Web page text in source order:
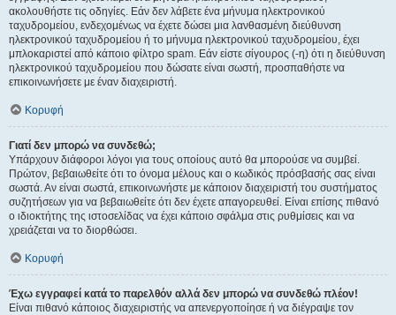
ακολουθήστε τις οδηγίες. Εάν δεν λάβετε ένα μήνυμα ηλεκτρονικού
ταχυδρομείου, ενδεχομένως να έχετε δώσει μια λανθασμένη διεύθυνση
ηλεκτρονικού ταχυδρομείου ή το μήνυμα ηλεκτρονικού ταχυδρομείου, έχει
μπλοκαριστεί από κάποιο φίλτρο spam. Εάν είστε σίγουρος (-η) ότι η διεύθυνση
ηλεκτρονικού ταχυδρομείου που δώσατε είναι σωστή, προσπαθήστε να
επικοινωνήσετε με έναν διαχειριστή.
Κορυφή
Γιατί δεν μπορώ να συνδεθώ;
Υπάρχουν διάφοροι λόγοι για τους οποίους αυτό θα μπορούσε να συμβεί.
Πρώτον, βεβαιωθείτε ότι το όνομα μέλους και ο κωδικός πρόσβασής σας είναι
σωστά. Αν είναι σωστά, επικοινωνήστε με κάποιον διαχειριστή του συστήματος
συζητήσεων για να βεβαιωθείτε ότι δεν έχετε απαγορευθεί. Είναι επίσης πιθανό
ο ιδιοκτήτης της ιστοσελίδας να έχει κάποιο σφάλμα στις ρυθμίσεις και να
χρειάζεται να το διορθώσει.
Κορυφή
Έχω εγγραφεί κατά το παρελθόν αλλά δεν μπορώ να συνδεθώ πλέον!
Είναι πιθανό κάποιος διαχειριστής να απενεργοποίησε ή να διέγραψε τον